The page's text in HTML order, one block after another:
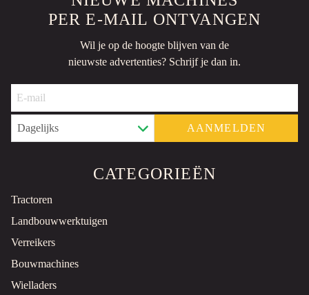
PER E-MAIL ONTVANGEN
Wil je op de hoogte blijven van de
nieuwste advertenties? Schrijf je dan in.
AANMELDEN
CATEGORIEËN
Tractoren
Landbouwwerktuigen
Verreikers
Bouwmachines
Wielladers